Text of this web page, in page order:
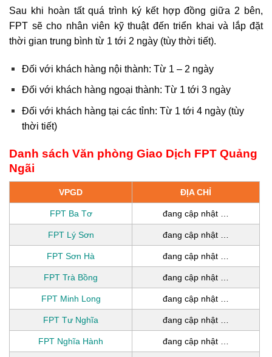
Sau khi hoàn tất quá trình ký kết hợp đồng giữa 2 bên,
FPT sẽ cho nhân viên kỹ thuật đến triển khai và lắp đặt
thời gian trung bình từ 1 tới 2 ngày (tùy thời tiết).
Đối với khách hàng nội thành: Từ 1 – 2 ngày
Đối với khách hàng ngoại thành: Từ 1 tới 3 ngày
Đối với khách hàng tại các tỉnh: Từ 1 tới 4 ngày (tùy
thời tiết)
Danh sách Văn phòng Giao Dịch FPT Quảng
Ngãi
VPGD ĐỊA CHỈ
FPT Ba Tơ đang cập nhật …
FPT Lý Sơn đang cập nhật …
FPT Sơn Hà đang cập nhật …
FPT Trà Bồng đang cập nhật …
FPT Minh Long đang cập nhật …
FPT Tư Nghĩa đang cập nhật …
FPT Nghĩa Hành đang cập nhật …